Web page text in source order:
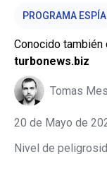
PROGRAMA ESPÍA
Conocido también
turbonews.biz
Tomas
20 de Mayo de
Nivel de